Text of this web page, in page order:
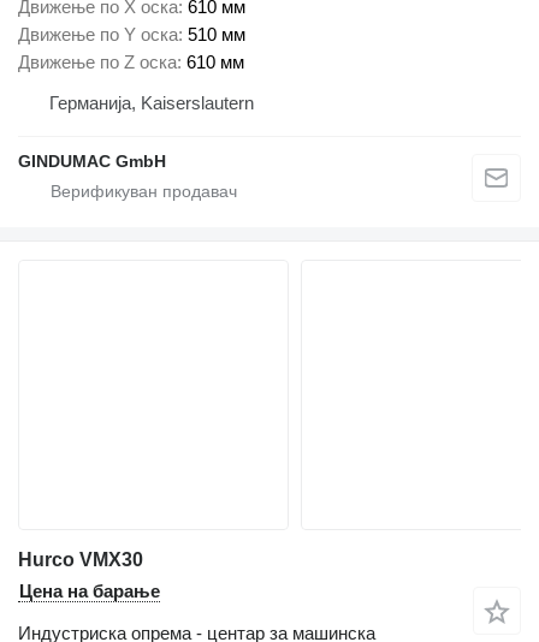
Движење по Х оска 610 мм
Движење по Y оска 510 мм
Движење по Z оска 610 мм
Германија, Kaiserslautern
GINDUMAC GmbH
Hurco VMX30
Цена на барање
Индустриска опрема - центар за машинска